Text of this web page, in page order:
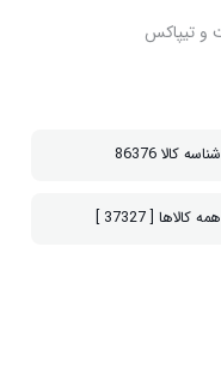
شناسه کالا86376
همه کالاها [ 37327 ]